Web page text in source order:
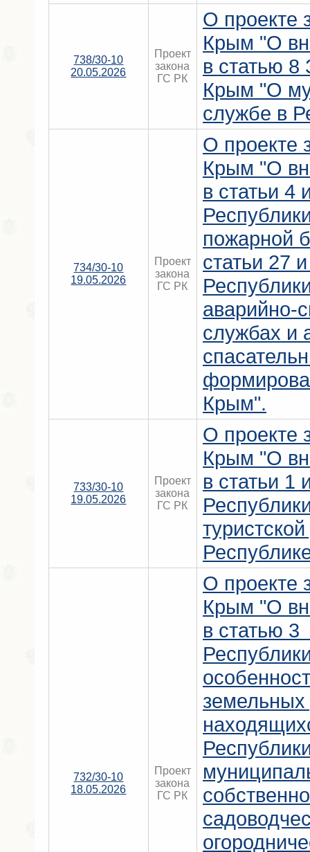
738/30-10
20.05.2026
Проект
закона
ГС РК
О проекте
Крым "О
в статью 8
Крым "О
службе в
734/30-10
19.05.2026
Проект
закона
ГС РК
О проекте
Крым "О
в статьи 4
пожарной
статьи 27
аварийно-
службах и
Крым".
733/30-10
19.05.2026
Проект
закона
ГС РК
О проекте
Крым "О
в статьи 1
732/30-10
18.05.2026
Проект
закона
ГС РК
О проекте
Крым "О
в статью 3
земельных